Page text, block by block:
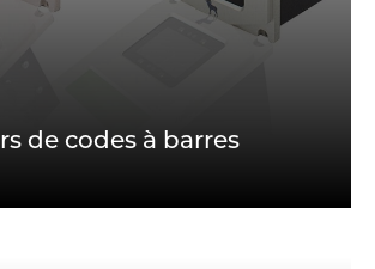
de codes à barres